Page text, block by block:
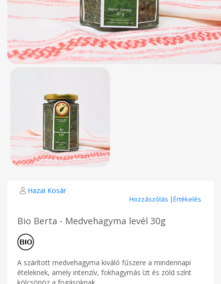
Hazai Kosár
Hozzászólás |Értékelés
Bio Berta - Medvehagyma levél 30g
A szárított medvehagyma kiváló fűszere a mindennapi
ételeknek, amely intenzív, fokhagymás ízt és zöld színt